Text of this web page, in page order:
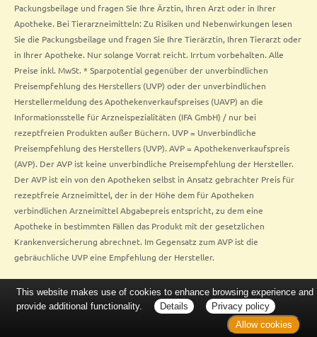
Packungsbeilage und fragen Sie Ihre Ärztin, Ihren Arzt oder in Ihrer
Apotheke. Bei Tierarzneimitteln: Zu Risiken und Nebenwirkungen lesen
Sie die Packungsbeilage und fragen Sie Ihre Tierärztin, Ihren Tierarzt oder
in Ihrer Apotheke. Nur solange Vorrat reicht. Irrtum vorbehalten. Alle
Preise inkl. MwSt. * Sparpotential gegenüber der unverbindlichen
Preisempfehlung des Herstellers (UVP) oder der unverbindlichen
Herstellermeldung des Apothekenverkaufspreises (UAVP) an die
Informationsstelle für Arzneispezialitäten (IFA GmbH) / nur bei
rezeptfreien Produkten außer Büchern. UVP = Unverbindliche
Preisempfehlung des Herstellers (UVP). AVP = Apothekenverkaufspreis
(AVP). Der AVP ist keine unverbindliche Preisempfehlung der Hersteller.
Der AVP ist ein von den Apotheken selbst in Ansatz gebrachter Preis für
rezeptfreie Arzneimittel, der in der Höhe dem für Apotheken
verbindlichen Arzneimittel Abgabepreis entspricht, zu dem eine
Apotheke in bestimmten Fällen das Produkt mit der gesetzlichen
Krankenversicherung abrechnet. Im Gegensatz zum AVP ist die
gebräuchliche UVP eine Empfehlung der Hersteller.
This website makes use of cookies to enhance browsing experience and
provide additional functionality.
Details
Privacy policy
Allow cookies